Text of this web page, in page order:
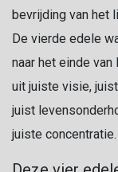
bevrijding van het
De vierde edele
naar het einde
uit juiste visie,
juist
juiste concentratie.